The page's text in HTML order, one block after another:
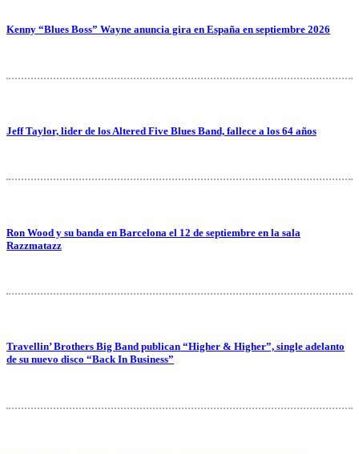
Kenny “Blues Boss” Wayne anuncia gira en España en septiembre 2026
Jeff Taylor, lider de los Altered Five Blues Band, fallece a los 64 años
Ron Wood y su banda en Barcelona el 12 de septiembre en la sala
Razzmatazz
Travellin’ Brothers Big Band publican “Higher & Higher”, single adelanto
de su nuevo disco “Back In Business”